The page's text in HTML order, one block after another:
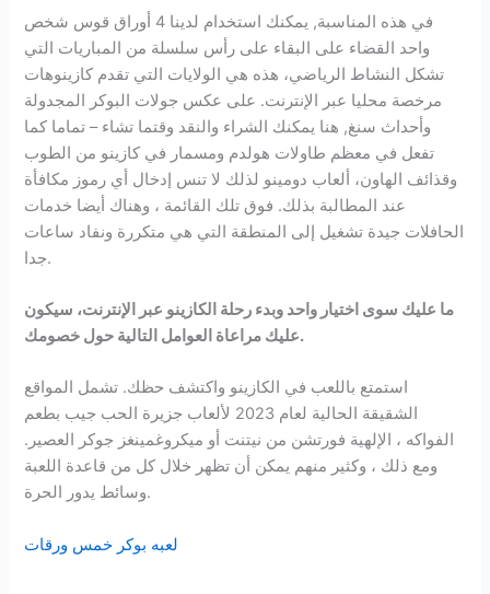
في هذه المناسبة, يمكنك استخدام لدينا 4 أوراق قوس شخص
واحد القضاء على البقاء على رأس سلسلة من المباريات التي
تشكل النشاط الرياضي، هذه هي الولايات التي تقدم كازينوهات
مرخصة محليا عبر الإنترنت. على عكس جولات البوكر المجدولة
وأحداث سنغ, هنا يمكنك الشراء والنقد وقتما تشاء – تماما كما
تفعل في معظم طاولات هولدم ومسمار في كازينو من الطوب
وقذائف الهاون، ألعاب دومينو لذلك لا تنس إدخال أي رموز مكافأة
عند المطالبة بذلك. فوق تلك القائمة ، وهناك أيضا خدمات
الحافلات جيدة تشغيل إلى المنطقة التي هي متكررة ونفاد ساعات
جدا.
ما عليك سوى اختيار واحد وبدء رحلة الكازينو عبر الإنترنت، سيكون
عليك مراعاة العوامل التالية حول خصومك.
استمتع باللعب في الكازينو واكتشف حظك. تشمل المواقع
الشقيقة الحالية لعام 2023 لألعاب جزيرة الحب جيب بطعم
الفواكه ، الإلهية فورتشن من نيتنت أو ميكروغمينغز جوكر العصير.
ومع ذلك ، وكثير منهم يمكن أن تظهر خلال كل من قاعدة اللعبة
وسائط يدور الحرة.
لعبه بوكر خمس ورقات